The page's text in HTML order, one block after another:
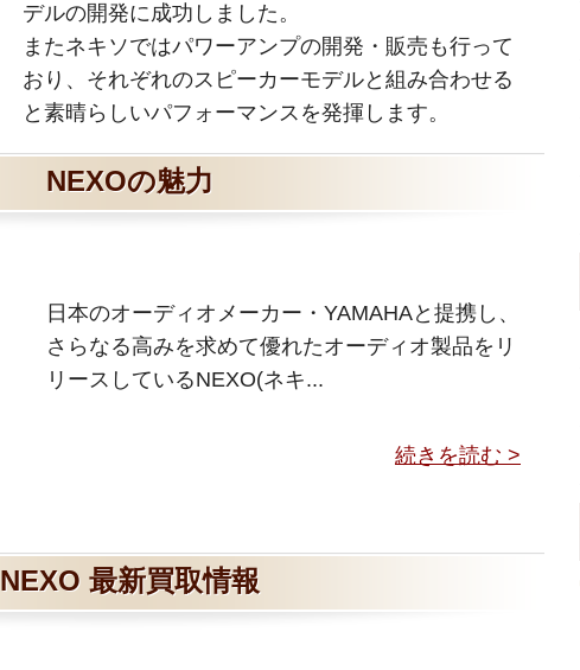
デルの開発に成功しました。
またネキソではパワーアンプの開発・販売も行って
おり、それぞれのスピーカーモデルと組み合わせる
と素晴らしいパフォーマンスを発揮します。
NEXOの魅力
日本のオーディオメーカー・YAMAHAと提携し、
さらなる高みを求めて優れたオーディオ製品をリ
リースしているNEXO(ネキ...
続きを読む >
NEXO 最新買取情報